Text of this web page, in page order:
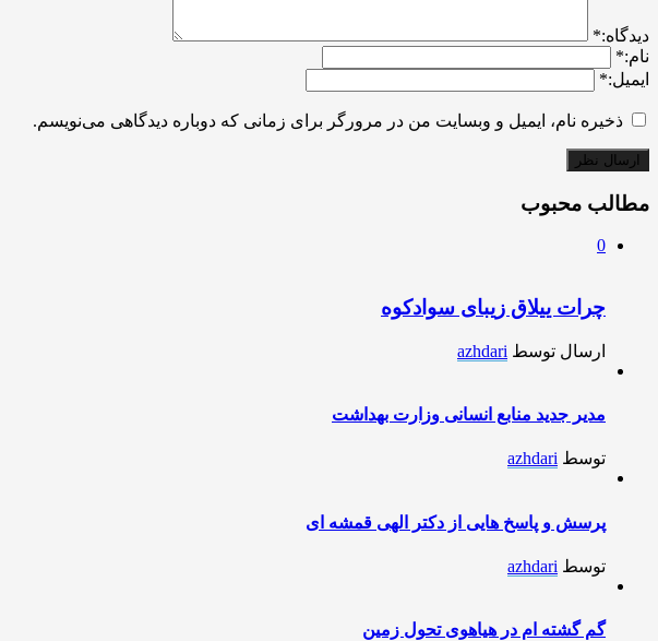
ديدگاه:*
نام:*
ایمیل:*
ذخیره نام، ایمیل و وبسایت من در مرورگر برای زمانی که دوباره دیدگاهی می‌نویسم.
مطالب محبوب
0
چرات ییلاق زیبای سوادکوه
ارسال توسط azhdari
مدیر جدید منابع انسانی وزارت بهداشت
توسط azhdari
پرسش و پاسخ هایی از دکتر الهی قمشه ای
توسط azhdari
گم گشته ام در هیاهوی تحول زمین